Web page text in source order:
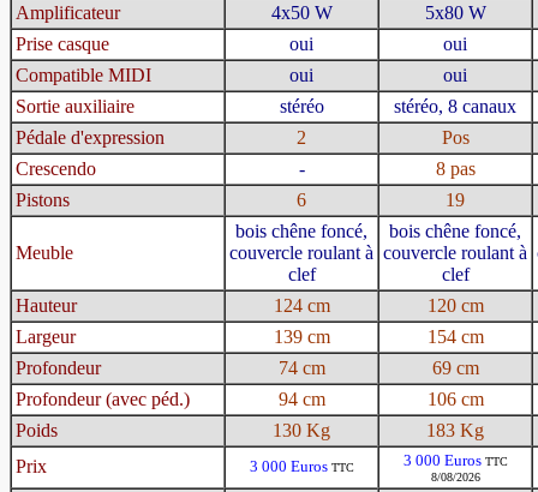
Amplificateur
4x50 W
5x80 W
Prise casque
oui
oui
Compatible MIDI
oui
oui
Sortie auxiliaire
stéréo
stéréo, 8 canaux
Pédale d'expression
2
Pos
Crescendo
-
8 pas
Pistons
6 19
Meuble
bois chêne foncé,
couvercle roulant à
clef
bois chêne foncé,
couvercle roulant à
clef
Hauteur 124 cm
120 cm
Largeur
139 cm
154 cm
Profondeur
74 cm
69 cm
Profondeur (avec péd.)
94 cm
106 cm
Poids
130 Kg
183 Kg
Prix
3 000 Euros TTC 3 000 Euros TTC
8/08/2026